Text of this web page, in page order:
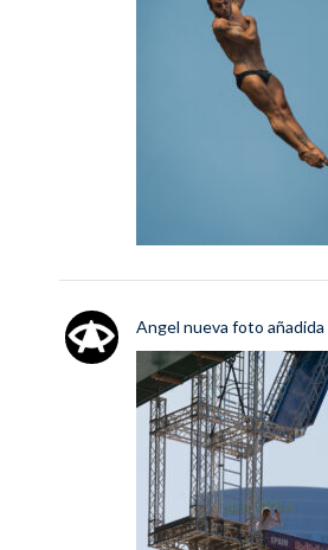
Angel nueva foto añadida